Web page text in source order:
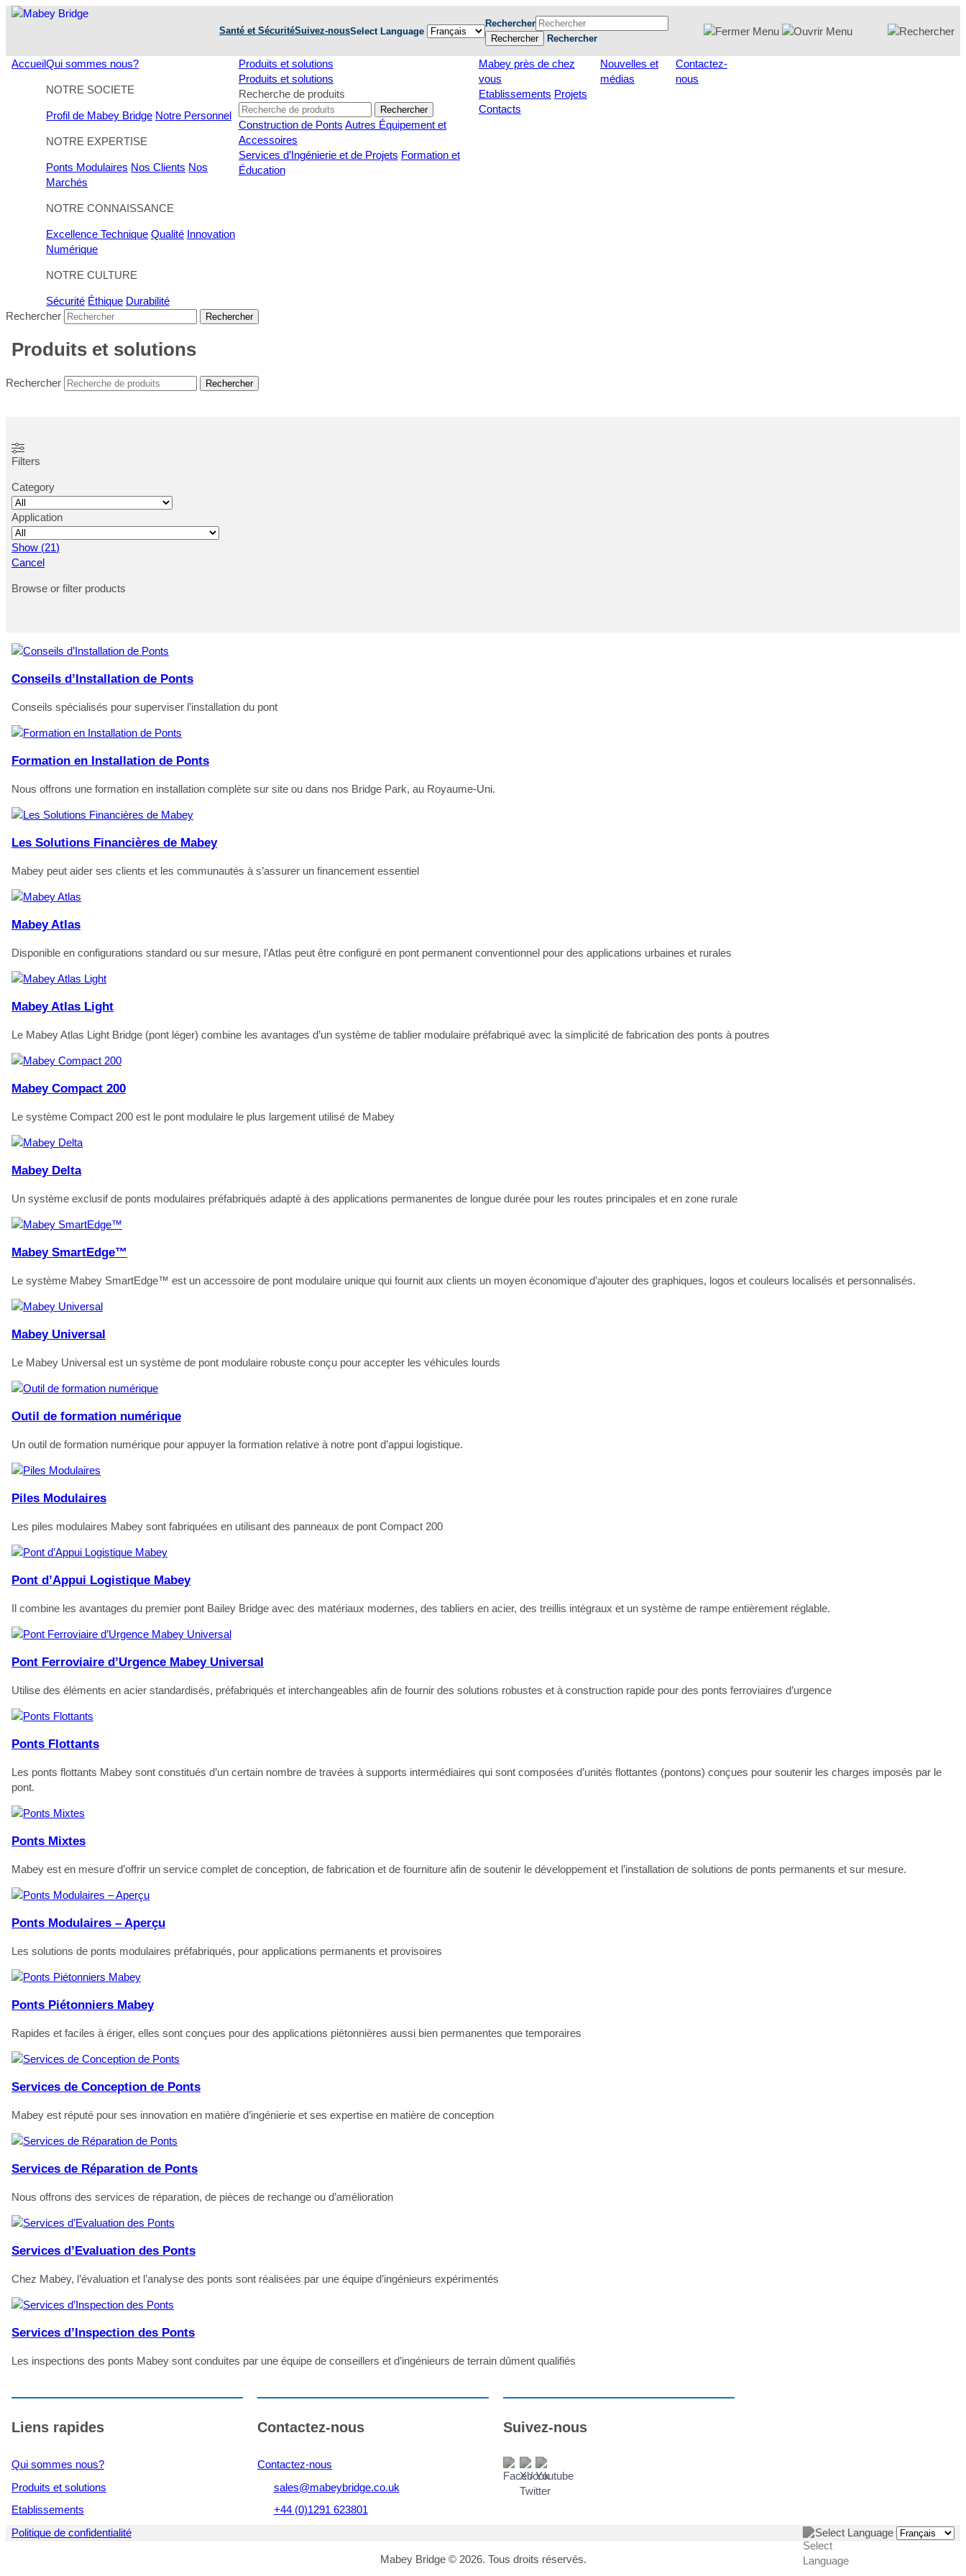
Skip
Santé et SécuritéSuivez-nousSelect Language
Rechercher
Rechercher
Rechercher
AccueilQui sommes nous?
NOTRE SOCIETE
Profil de Mabey Bridge Notre Personnel
NOTRE EXPERTISE
Ponts Modulaires Nos Clients Nos
Marchés
NOTRE CONNAISSANCE
Excellence Technique Qualité Innovation
Numérique
NOTRE CULTURE
Sécurité Éthique Durabilité
Produits et solutions
Produits et solutions
Recherche de produits
Rechercher
Construction de Ponts Autres Équipement et
Accessoires
Services d’Ingénierie et de Projets Formation et
Éducation
Mabey près de chez
vous
Etablissements Projets
Contacts
Nouvelles et
médias
Contactez-
nous
Rechercher Rechercher
Produits et solutions
Rechercher Rechercher
Filters
Category
Application
Show (21)
Cancel
Browse or filter products
Conseils d’Installation de Ponts
Conseils spécialisés pour superviser l’installation du pont
Formation en Installation de Ponts
Nous offrons une formation en installation complète sur site ou dans nos Bridge Park, au Royaume-Uni.
Les Solutions Financières de Mabey
Mabey peut aider ses clients et les communautés à s’assurer un financement essentiel
Mabey Atlas
Disponible en configurations standard ou sur mesure, l’Atlas peut être configuré en pont permanent conventionnel pour des applications urbaines et rurales
Mabey Atlas Light
Le Mabey Atlas Light Bridge (pont léger) combine les avantages d’un système de tablier modulaire préfabriqué avec la simplicité de fabrication des ponts à poutres
Mabey Compact 200
Le système Compact 200 est le pont modulaire le plus largement utilisé de Mabey
Mabey Delta
Un système exclusif de ponts modulaires préfabriqués adapté à des applications permanentes de longue durée pour les routes principales et en zone rurale
Mabey SmartEdge™
Le système Mabey SmartEdge™ est un accessoire de pont modulaire unique qui fournit aux clients un moyen économique d’ajouter des graphiques, logos et couleurs localisés et personnalisés.
Mabey Universal
Le Mabey Universal est un système de pont modulaire robuste conçu pour accepter les véhicules lourds
Outil de formation numérique
Un outil de formation numérique pour appuyer la formation relative à notre pont d’appui logistique.
Piles Modulaires
Les piles modulaires Mabey sont fabriquées en utilisant des panneaux de pont Compact 200
Pont d’Appui Logistique Mabey
Il combine les avantages du premier pont Bailey Bridge avec des matériaux modernes, des tabliers en acier, des treillis intégraux et un système de rampe entièrement réglable.
Pont Ferroviaire d’Urgence Mabey Universal
Utilise des éléments en acier standardisés, préfabriqués et interchangeables afin de fournir des solutions robustes et à construction rapide pour des ponts ferroviaires d’urgence
Ponts Flottants
Les ponts flottants Mabey sont constitués d’un certain nombre de travées à supports intermédiaires qui sont composées d’unités flottantes (pontons) conçues pour soutenir les charges imposés par le
pont.
Ponts Mixtes
Mabey est en mesure d’offrir un service complet de conception, de fabrication et de fourniture afin de soutenir le développement et l’installation de solutions de ponts permanents et sur mesure.
Ponts Modulaires – Aperçu
Les solutions de ponts modulaires préfabriqués, pour applications permanents et provisoires
Ponts Piétonniers Mabey
Rapides et faciles à ériger, elles sont conçues pour des applications piétonnières aussi bien permanentes que temporaires
Services de Conception de Ponts
Mabey est réputé pour ses innovation en matière d’ingénierie et ses expertise en matière de conception
Services de Réparation de Ponts
Nous offrons des services de réparation, de pièces de rechange ou d’amélioration
Services d’Evaluation des Ponts
Chez Mabey, l’évaluation et l’analyse des ponts sont réalisées par une équipe d’ingénieurs expérimentés
Services d’Inspection des Ponts
Les inspections des ponts Mabey sont conduites par une équipe de conseillers et d’ingénieurs de terrain dûment qualifiés
Liens rapides
Qui sommes nous?
Produits et solutions
Etablissements
Contactez-nous
Contactez-nous
sales@mabeybridge.co.uk
+44 (0)1291 623801
Suivez-nous
Politique de confidentialité Select Language
Mabey Bridge © 2026. Tous droits réservés.